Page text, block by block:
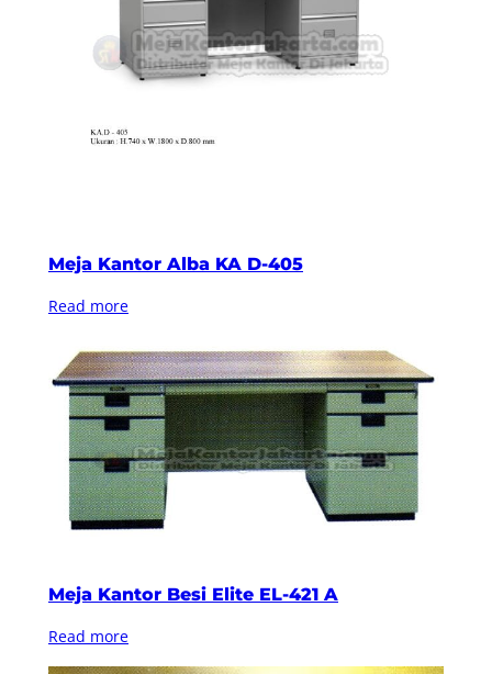
Meja Kantor Alba KA D-405
Read more
Meja Kantor Besi Elite EL-421 A
Read more